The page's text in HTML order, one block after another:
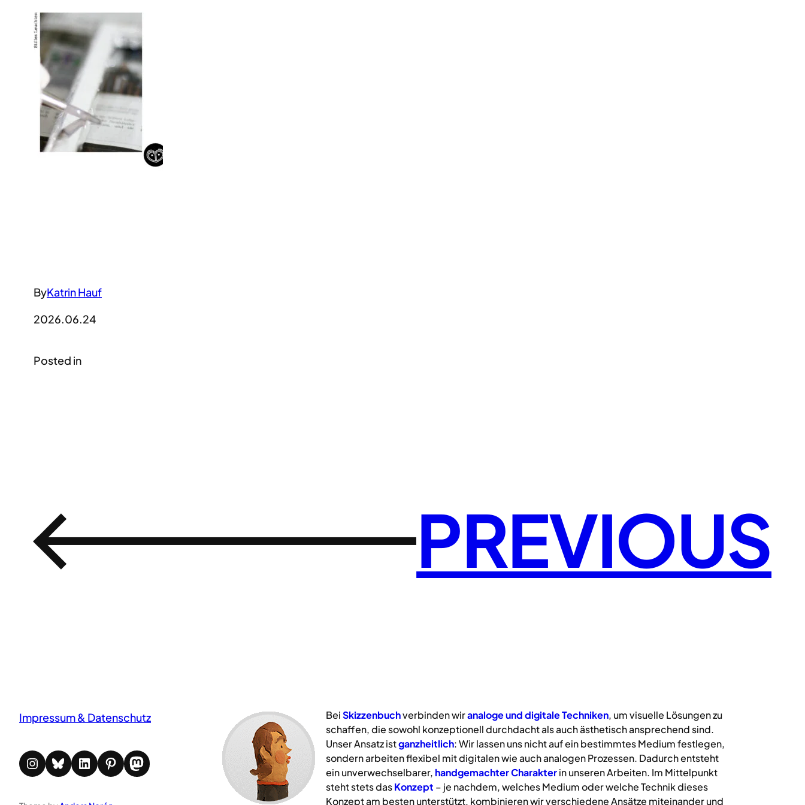
ByKatrin Hauf
2026.06.24
Posted in
← PREVIOUS
Impressum & Datenschutz
Instagram Bluesky LinkedIn Pinterest Mastodon
BeiSkizzenbuchverbinden wiranalogeunddigitaleTechniken, um visuelle Lösungen zu
schaffen, die sowohl konzeptionell durchdacht als auch ästhetisch ansprechend sind.
Unser Ansatz istganzheitlich: Wir lassen uns nicht auf ein bestimmtes Medium festlegen,
sondern arbeiten flexibel mit digitalen wie auch analogen Prozessen. Dadurch entsteht
ein unverwechselbarer, handgemachter Charakterin unseren Arbeiten. Im Mittelpunkt
steht stets dasKonzept – je nachdem, welches Medium oder welche Technik dieses
Konzept am besten unterstützt, kombinieren wir verschiedene Ansätze miteinander und